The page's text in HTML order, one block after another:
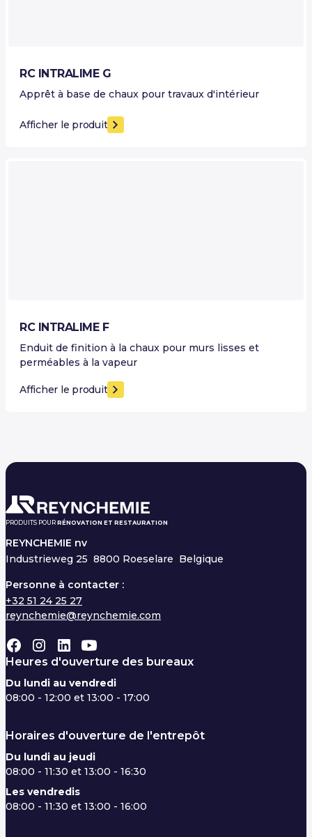
RC INTRALIME G
Apprêt à base de chaux pour travaux d'intérieur
Afficher le produit
RC INTRALIME F
Enduit de finition à la chaux pour murs lisses et
perméables à la vapeur
Afficher le produit
PRODUITS POUR RÉNOVATION ET RESTAURATION
REYNCHEMIE nv
Industrieweg 25 8800 Roeselare Belgique
Personne à contacter :
+32 51 24 25 27
reynchemie@reynchemie.com
Heures d'ouverture des bureaux
Du lundi au vendredi
08:00 - 12:00 et 13:00 - 17:00
Horaires d'ouverture de l'entrepôt
Du lundi au jeudi
08:00 - 11:30 et 13:00 - 16:30
Les vendredis
08:00 - 11:30 et 13:00 - 16:00